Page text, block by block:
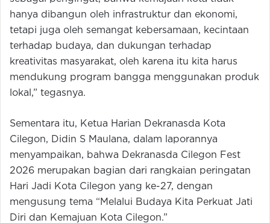
hanya dibangun oleh infrastruktur dan ekonomi,
tetapi juga oleh semangat kebersamaan, kecintaan
terhadap budaya, dan dukungan terhadap
kreativitas masyarakat, oleh karena itu kita harus
mendukung program bangga menggunakan produk
lokal,” tegasnya.
Sementara itu, Ketua Harian Dekranasda Kota
Cilegon, Didin S Maulana, dalam laporannya
menyampaikan, bahwa Dekranasda Cilegon Fest
2026 merupakan bagian dari rangkaian peringatan
Hari Jadi Kota Cilegon yang ke-27, dengan
mengusung tema “Melalui Budaya Kita Perkuat Jati
Diri dan Kemajuan Kota Cilegon.”